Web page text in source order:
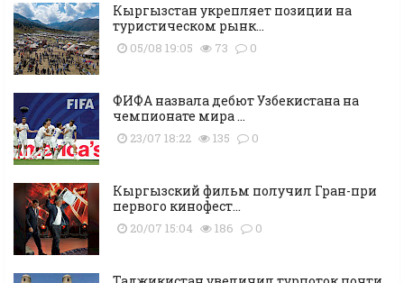
Кыргызстан укрепляет позиции на
туристическом рынк...
05/08 19:05 73 0
ФИФА назвала дебют Узбекистана на
чемпионате мира ...
23/07 18:22 135 0
Кыргызский фильм получил Гран-при
первого кинофест...
20/07 15:04 186 0